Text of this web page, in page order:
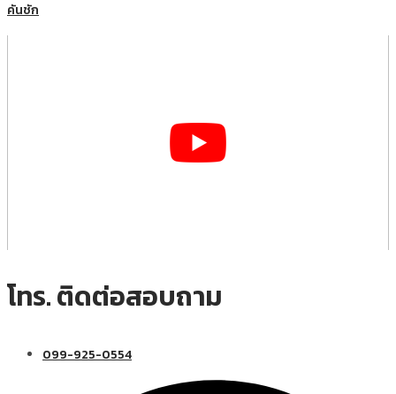
คันชัก
โทร. ติดต่อสอบถาม
099-925-0554